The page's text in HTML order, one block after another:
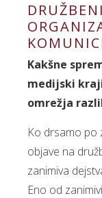
Kakšne
medijski
omrežja
Ko drsamo po
objave na
zanimiva
Eno od